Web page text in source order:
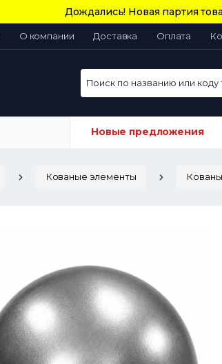
Дождались! Новая партия
О компании Доставка Оплата
Поиск по названию или коду
Новые предложения
Кованые элементы